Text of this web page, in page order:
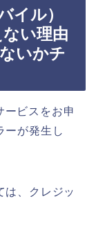
イル）
い理由
いかチ
ビスをお申
ーが発生し
は、クレジッ